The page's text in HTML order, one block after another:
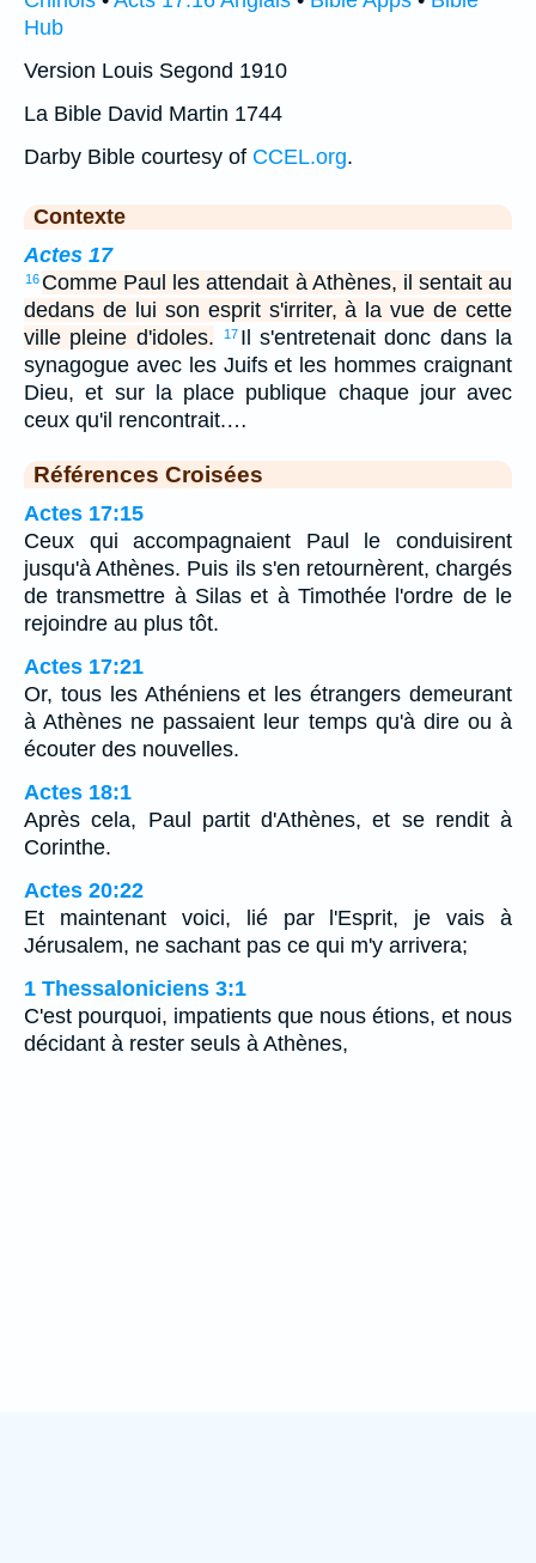
Hub
Version Louis Segond 1910
La Bible David Martin 1744
Darby Bible courtesy of CCEL.org.
Contexte
Actes 17
16 Comme Paul les attendait à Athènes, il sentait au
dedans de lui son esprit s'irriter, à la vue de cette
ville pleine d'idoles.
17 Il s'entretenait donc dans la
synagogue avec les Juifs et les hommes craignant
Dieu, et sur la place publique chaque jour avec
ceux qu'il rencontrait.…
Références Croisées
Actes 17:15
Ceux qui accompagnaient Paul le conduisirent
jusqu'à Athènes. Puis ils s'en retournèrent, chargés
de transmettre à Silas et à Timothée l'ordre de le
rejoindre au plus tôt.
Actes 17:21
Or, tous les Athéniens et les étrangers demeurant
à Athènes ne passaient leur temps qu'à dire ou à
écouter des nouvelles.
Actes 18:1
Après cela, Paul partit d'Athènes, et se rendit à
Corinthe.
Actes 20:22
Et maintenant voici, lié par l'Esprit, je vais à
Jérusalem, ne sachant pas ce qui m'y arrivera;
1 Thessaloniciens 3:1
C'est pourquoi, impatients que nous étions, et nous
décidant à rester seuls à Athènes,